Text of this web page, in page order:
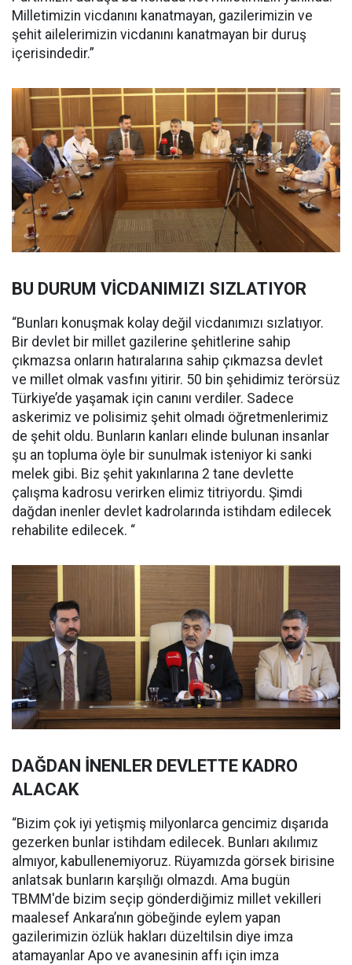
Milletimizin vicdanını kanatmayan, gazilerimizin ve
şehit ailelerimizin vicdanını kanatmayan bir duruş
içerisindedir.”
BU DURUM VİCDANIMIZI SIZLATIYOR
“Bunları konuşmak kolay değil vicdanımızı sızlatıyor.
Bir devlet bir millet gazilerine şehitlerine sahip
çıkmazsa onların hatıralarına sahip çıkmazsa devlet
ve millet olmak vasfını yitirir. 50 bin şehidimiz terörsüz
Türkiye’de yaşamak için canını verdiler. Sadece
askerimiz ve polisimiz şehit olmadı öğretmenlerimiz
de şehit oldu. Bunların kanları elinde bulunan insanlar
şu an topluma öyle bir sunulmak isteniyor ki sanki
melek gibi. Biz şehit yakınlarına 2 tane devlette
çalışma kadrosu verirken elimiz titriyordu. Şimdi
dağdan inenler devlet kadrolarında istihdam edilecek
rehabilite edilecek. “
DAĞDAN İNENLER DEVLETTE KADRO
ALACAK
“Bizim çok iyi yetişmiş milyonlarca gencimiz dışarıda
gezerken bunlar istihdam edilecek. Bunları akılımız
almıyor, kabullenemiyoruz. Rüyamızda görsek birisine
anlatsak bunların karşılığı olmazdı. Ama bugün
TBMM'de bizim seçip gönderdiğimiz millet vekilleri
maalesef Ankara’nın göbeğinde eylem yapan
gazilerimizin özlük hakları düzeltilsin diye imza
atamayanlar Apo ve avanesinin affı için imza